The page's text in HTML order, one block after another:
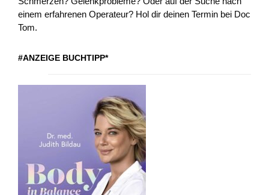
einem erfahrenen Operateur? Hol dir deinen Termin bei Doc
Tom.
#ANZEIGE BUCHTIPP*